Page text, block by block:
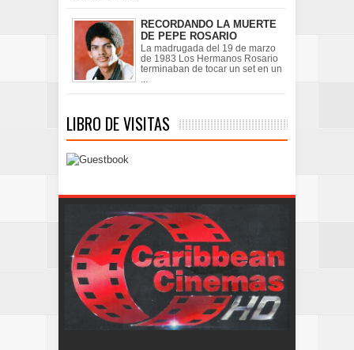
RECORDANDO LA MUERTE
DE PEPE ROSARIO
La madrugada del 19 de marzo
de 1983 Los Hermanos Rosario
terminaban de tocar un set en un
LIBRO DE VISITAS